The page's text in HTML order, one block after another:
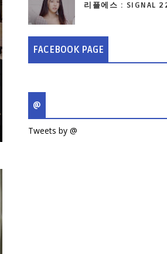
리플에스 : SIGNAL
FACEBOOK PAGE
@
Tweets by @